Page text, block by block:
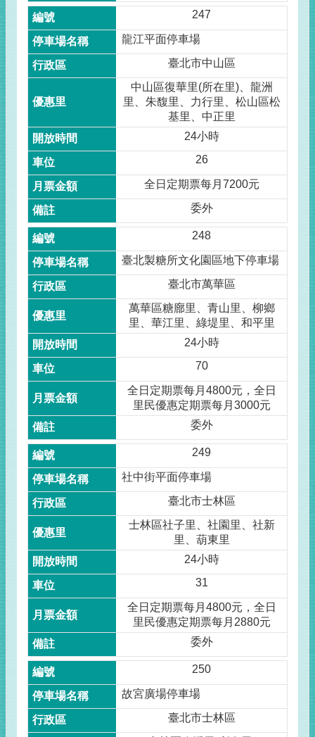
247
龍江平面停車場
臺北市中山區
中山區復華里(所在里)、龍洲
里、朱馥里、力行里、松山區松
基里、中正里
24小時
26
全日定期票每月7200元
委外
248
臺北製糖所文化園區地下停車場
臺北市萬華區
萬華區糖廍里、青山里、柳鄉
里、華江里、綠堤里、和平里
24小時
70
全日定期票每月4800元，全日
里民優惠定期票每月3000元
委外
249
社中街平面停車場
臺北市士林區
士林區社子里、社園里、社新
里、葫東里
24小時
31
全日定期票每月4800元，全日
里民優惠定期票每月2880元
委外
250
故宮廣場停車場
臺北市士林區